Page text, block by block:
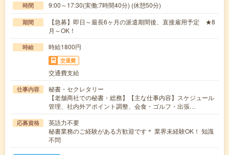
時間 9:00～17:30(実働:7時間40分) (休憩50分)
期間
【急募】即日～最長6ヶ月の派遣期間後、直接雇用予定 ★8
月～OK！
時給 時給1800円
交通費
交通費支給
仕事内容
秘書・セクレタリー
【老舗商社での秘書・総務】【主な仕事内容】スケジュール
管理、社内外アポイント調整、会食・ゴルフ・出張…
応募資格
英語力不要
秘書業務のご経験がある方歓迎です＊ 業界未経験OK！ 知識
不問